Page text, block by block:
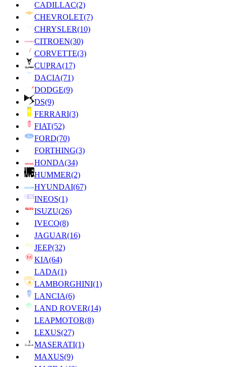
CADILLAC(2)
CHEVROLET(7)
CHRYSLER(10)
CITROEN(30)
CORVETTE(3)
CUPRA(17)
DACIA(71)
DODGE(9)
DS(9)
FERRARI(3)
FIAT(52)
FORD(70)
FORTHING(3)
HONDA(34)
HUMMER(2)
HYUNDAI(67)
INEOS(1)
ISUZU(26)
IVECO(8)
JAGUAR(16)
JEEP(32)
KIA(64)
LADA(1)
LAMBORGHINI(1)
LANCIA(6)
LAND ROVER(14)
LEAPMOTOR(8)
LEXUS(27)
MASERATI(1)
MAXUS(9)